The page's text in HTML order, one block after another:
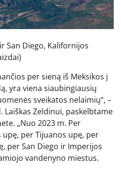
San Diego, Kalifornijos
per sieną iš Meksikos į
yra viena siaubingiausių
sveikatos nelaimių“, –
Laiškas Zeldinui, paskelbtame
„Nuo 2023 m. Per
upę, per Tijuanos upę, per
per San Diego ir Imperijos
vandenyno miestus.